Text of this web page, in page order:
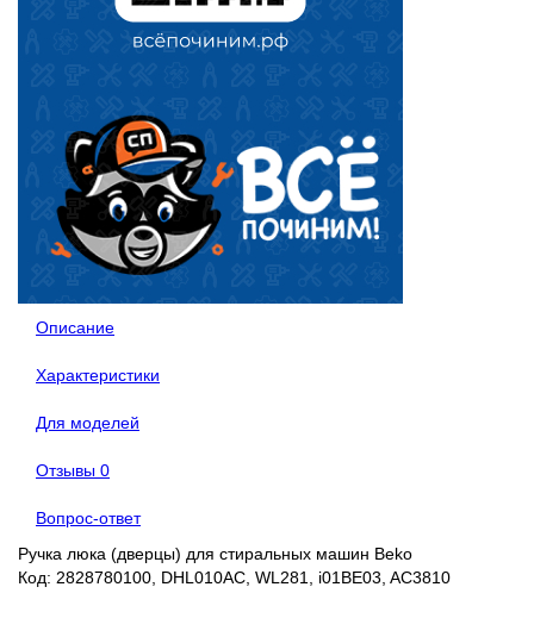
Описание
Характеристики
Для моделей
Отзывы 0
Вопрос-ответ
Ручка люка (дверцы) для стиральных машин Beko
Код: 2828780100, DHL010AC, WL281, i01BE03, AC3810